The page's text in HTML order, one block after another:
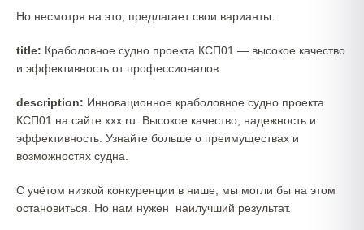
Но несмотря на это, предлагает свои варианты:
title: Краболовное судно проекта КСП01 — высокое качество
и эффективность от профессионалов.
description: Инновационное краболовное судно проекта
КСП01 на сайте ххх.ru. Высокое качество, надежность и
эффективность. Узнайте больше о преимуществах и
возможностях судна.
С учётом низкой конкуренции в нише, мы могли бы на этом
остановиться. Но нам нужен наилучший результат.